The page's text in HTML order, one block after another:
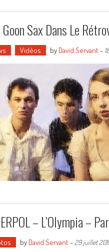
Sax Dans Le
Vidéos by David Servant-
– L’Olympia –
by David Servant- 29 juillet